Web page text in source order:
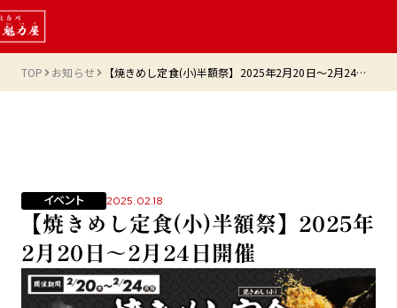
TOP お知らせ 【焼きめし定食(小)半額祭】2025年2月20日～2月24日開催
イベント 2025.02.18
【焼きめし定食(小)半額祭】2025年
2月20日～2月24日開催